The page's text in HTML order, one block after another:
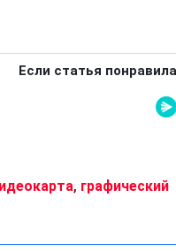
Если статья
, графический